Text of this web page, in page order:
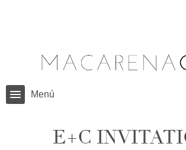
Menú
E+C